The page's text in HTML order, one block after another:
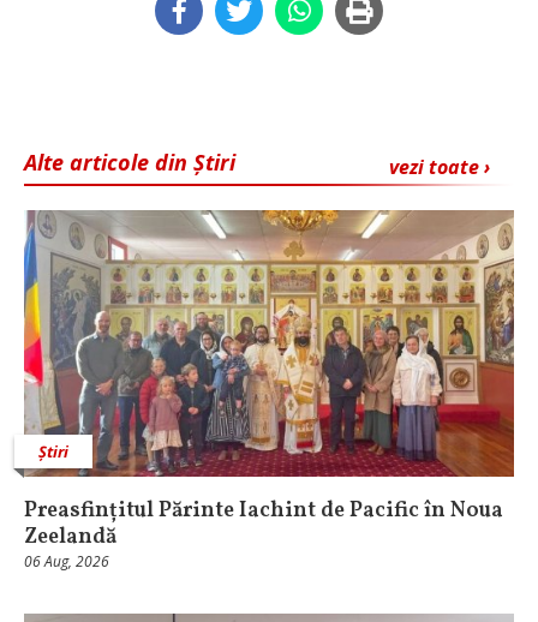
vezi toate ›
Alte articole din Știri
Știri
Preasfințitul Părinte Iachint de Pacific în Noua
Zeelandă
06 Aug, 2026